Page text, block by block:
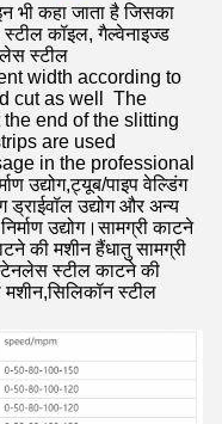
भी कहा जाता है जिसका
स्टील कॉइल, गैल्वेनाइज्ड
स्टील
width according to
cut as well  The
end of the slitting
are used
in the professional
उद्योग,ट्यूब/पाइप वेल्डिंग
ड्राईवॉल उद्योग और अन्य
उद्योग।सामग्री काटने
की मशीन हैंधातु सामग्री
स्टील काटने की
स्टील